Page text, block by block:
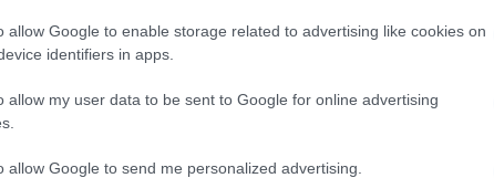
allow Google to enable storage related to advertising like cookies on
identifiers in apps.
allow my user data to be sent to Google for online advertising
allow Google to send me personalized advertising.
creare una varietà infinita di aromi. Ogni
una metamorfosi attraverso la
che affascinano il palato.
come funziona